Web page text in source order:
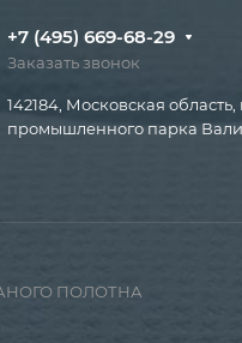
+7 (495) 669-68-29
Заказать звонок
142184, Московская
промышленного парка
ПОЛОТНА